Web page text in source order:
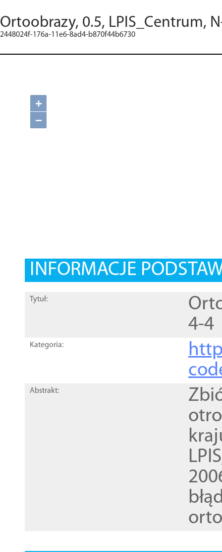
Ortoobrazy, 0.5, LPIS_Centrum,
2448024f-176a-11e6-8ad4-b870f44b6730
+
−
INFORMACJE
Tytuł:
4-4
Kategoria:
Abstrakt: